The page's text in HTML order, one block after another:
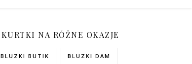
KURTKI NA RÓŻNE OKAZJE
BLUZKI BUTIK BLUZKI DAM